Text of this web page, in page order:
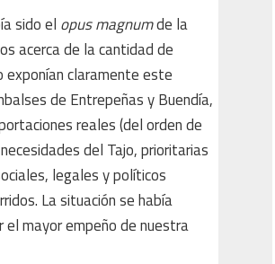
sido el opus magnumde la
acerca de la cantidad de
claramente este
de Entrepeñas y Buendía,
reales (del orden de
del Tajo, prioritarias
legales y políticos
La situación se había
mayor empeño de nuestra